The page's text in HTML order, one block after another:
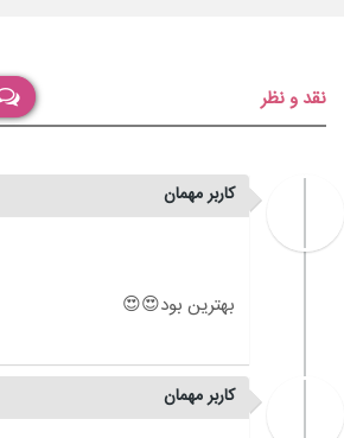
نقد و نظر
کاربر مهمان
کاربر مهمان